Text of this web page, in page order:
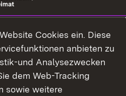
Cookies ein. Diese
anbieten zu
und Analysezwecken
dem Web-Tracking
sowie weitere